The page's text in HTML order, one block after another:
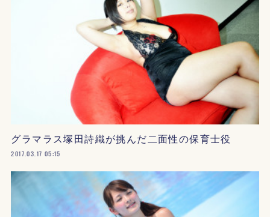
グラマラス塚田詩織が挑んだ二面性の保育士役
2017.03.17 05:15